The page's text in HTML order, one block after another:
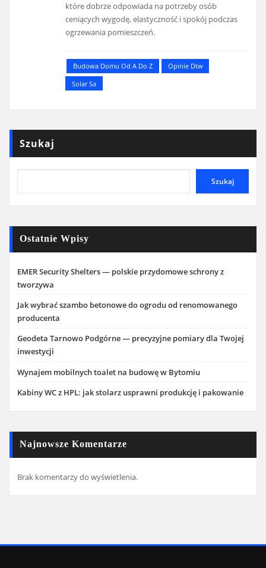
które dobrze odpowiada na potrzeby osób
ceniących wygodę, elastyczność i spokój podczas
ogrzewania pomieszczeń.
Budowa Domu Od A Do Z
Opinie Dtw
Solar Sa
Szukaj
Szukaj
Ostatnie Wpisy
EMER Security Shelters — polskie przydomowe schrony z
tworzywa
Jak wybrać szambo betonowe do ogrodu od renomowanego
producenta
Geodeta Tarnowo Podgórne — precyzyjne pomiary dla Twojej
inwestycji
Wynajem mobilnych toalet na budowę w Bytomiu
Kabiny WC z HPL: jak stolarz usprawni produkcję i pakowanie
Najnowsze Komentarze
Brak komentarzy do wyświetlenia.